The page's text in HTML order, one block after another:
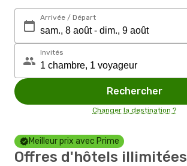
Arrivée / Départ
Invités
Rechercher
Changer la destination ?
Meilleur prix avec Prime
Offres d'hôtels illimitées